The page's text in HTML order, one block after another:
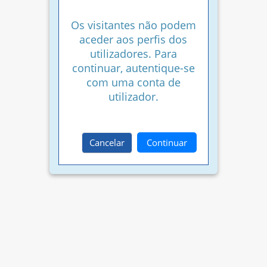
Os visitantes não podem
aceder aos perfis dos
utilizadores. Para
continuar, autentique-se
com uma conta de
utilizador.
Cancelar Continuar